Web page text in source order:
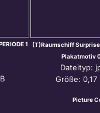
1
(T)Raumschiff Surprise
Plakatmotiv
Dateityp:
Größe: 0,17
Picture